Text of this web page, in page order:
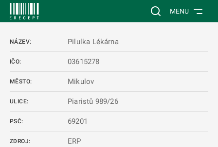
Vyhledávání na
MENU
NÁZEV: Pilulka Lékárna
IČO: 03615278
MĚSTO: Mikulov
ULICE: Piaristů 989/26
PSČ: 69201
ZDROJ: ERP